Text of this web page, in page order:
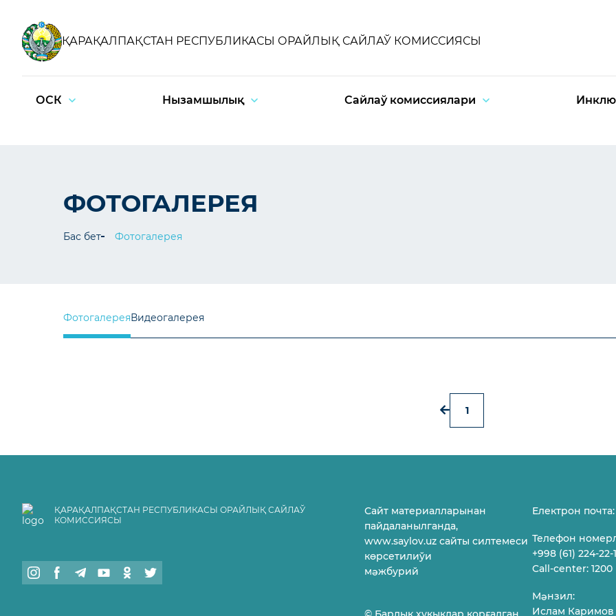
ҚАРАҚАЛПАҚСТАН РЕСПУБЛИКАСЫ ОРАЙЛЫҚ САЙЛАЎ КОМИССИЯСЫ
ОСК Нызамшылық Сайлаў комиссиялари
ФОТОГАЛЕРЕЯ
Бас бет Фотогалерея
ФотогалереяВидеогалерея
1
ҚАРАҚАЛПАҚСТАН РЕСПУБЛИКАСЫ ОРАЙЛЫҚ САЙЛАЎ
КОМИССИЯСЫ
Сайт материалларынан
пайдаланылганда,
www.saylov.uz сайты силтемеси
көрсетилиўи
мəжбурий
Електрон почта:
Телефон
+998 (61) 224-22-
Call-center: 1200
Мəнзил:
Ислам Каримов